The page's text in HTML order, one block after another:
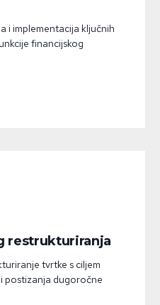
i implementacija ključnih
financijskog
restrukturiranja
tvrtke s ciljem
postizanja dugoročne